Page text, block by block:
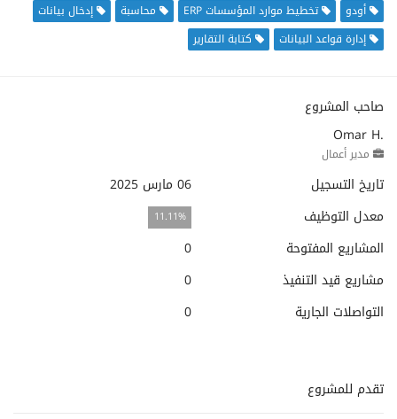
أودو تخطيط موارد المؤسسات ERP محاسبة
إدخال بيانات
إدارة قواعد البيانات
كتابة التقارير
صاحب المشروع
Omar H.
مدير أعمال
تاريخ التسجيل
06 مارس 2025
معدل التوظيف
11.11%
المشاريع المفتوحة
0
مشاريع قيد التنفيذ
0
التواصلات الجارية
0
تقدم للمشروع